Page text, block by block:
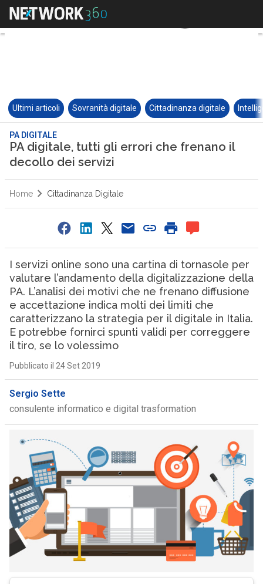
Ultimi articoli Sovranità digitale Cittadinanza digitale
PA DIGITALE
PA digitale, tutti gli errori che frenano il
decollo dei servizi
Home Cittadinanza Digitale
I servizi online sono una cartina di tornasole per
valutare l’andamento della digitalizzazione della
PA. L’analisi dei motivi che ne frenano diffusione
e accettazione indica molti dei limiti che
caratterizzano la strategia per il digitale in Italia.
E potrebbe fornirci spunti validi per correggere
il tiro, se lo volessimo
Pubblicato il 24 Set 2019
Sergio Sette
consulente informatico e digital trasformation